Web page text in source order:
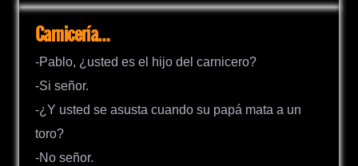
Carnicería…
-Pablo, ¿usted es el hijo del carnicero?
-Si señor.
-¿Y usted se asusta cuando su papá mata a un
toro?
-No señor.